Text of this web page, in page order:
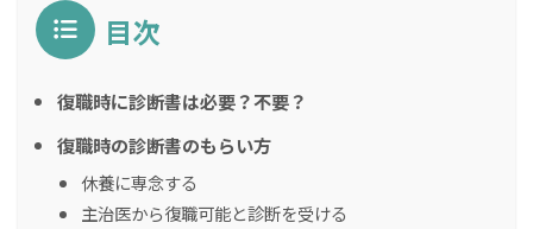
目次
復職時に診断書は必要？不要？
復職時の診断書のもらい方
休養に専念する
主治医から復職可能と診断を受ける